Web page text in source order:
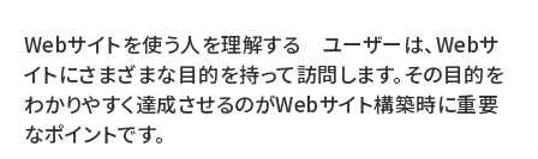
北海道をのんびり旅する晴山佳須夫のヒント集！ (2050)
drupal (1966)
genai (1494)
Webサイトを使う人を理解する ユーザーは、Webサ
イトにさまざまな目的を持って訪問します。その目的を
わかりやすく達成させるのがWebサイト構築時に重要
なポイントです。